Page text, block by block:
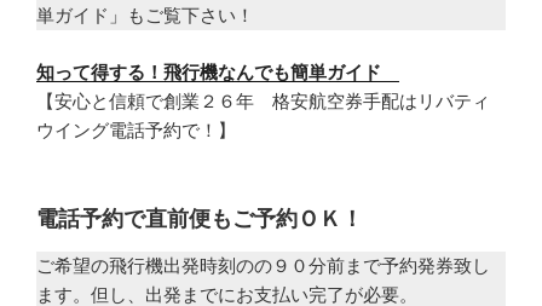
単ガイド」もご覧下さい！
知って得する！飛行機なんでも簡単ガイド
【安心と信頼で創業２６年 格安航空券手配はリバティ
ウイング電話予約で！】
電話予約で直前便もご予約ＯＫ！
ご希望の飛行機出発時刻のの９０分前まで予約発券致し
ます。但し、出発までにお支払い完了が必要。